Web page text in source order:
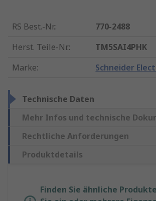
RS Best.-Nr.:
770-2488
Herst. Teile-Nr.:
TM5SAI4PHK
Marke: Schneider
Technische Daten
Mehr Infos und technische
Rechtliche Anforderungen
Produktdetails
Finden Sie ähnliche